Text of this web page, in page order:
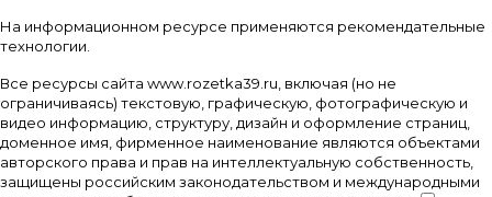
На информационном ресурсе применяются рекомендательные
технологии
Все ресурсы сайта www.rozetka39.ru, включая (но не
ограничиваясь) текстовую, графическую, фотографическую и
видео информацию, структуру, дизайн и оформление страниц,
доменное имя, фирменное наименование являются объектами
авторского права и прав на интеллектуальную собственность,
защищены российским законодательством и международными